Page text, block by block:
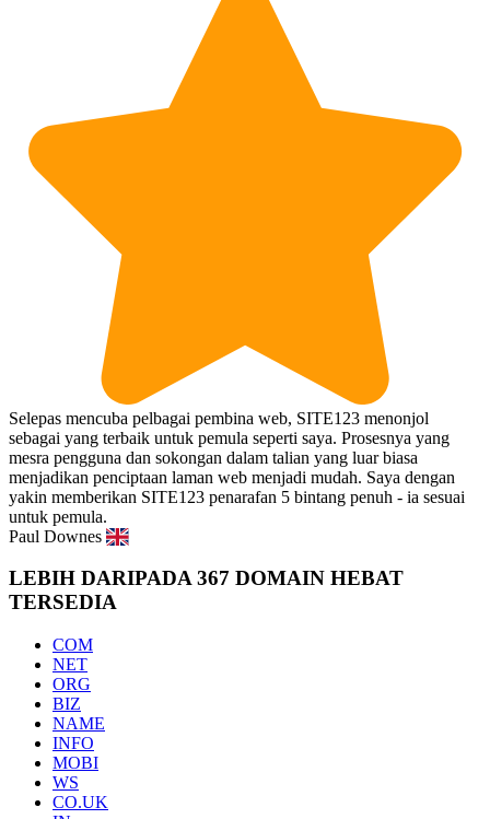
Selepas mencuba pelbagai pembina web, SITE123 menonjol
sebagai yang terbaik untuk pemula seperti saya. Prosesnya yang
mesra pengguna dan sokongan dalam talian yang luar biasa
menjadikan penciptaan laman web menjadi mudah. Saya dengan
yakin memberikan SITE123 penarafan 5 bintang penuh - ia sesuai
untuk pemula.
Paul Downes
LEBIH DARIPADA 367 DOMAIN HEBAT
TERSEDIA
COM
NET
ORG
BIZ
NAME
INFO
MOBI
WS
CO.UK